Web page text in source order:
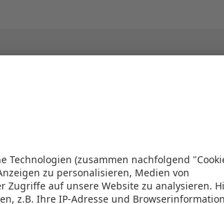
werden – das spart Zeit und Geld. Nutzen